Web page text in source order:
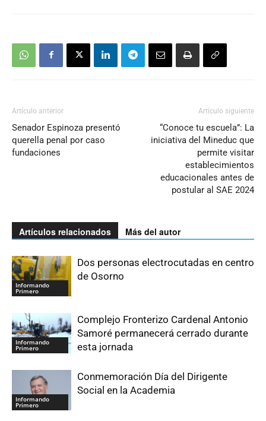
Artículo anterior
Senador Espinoza presentó
querella penal por caso
fundaciones
Artículo siguiente
“Conoce tu escuela”: La
iniciativa del Mineduc que
permite visitar
establecimientos
educacionales antes de
postular al SAE 2024
Artículos relacionados Más del autor
Informando
Primero
Dos personas electrocutadas en centro
de Osorno
Informando
Primero
Complejo Fronterizo Cardenal Antonio
Samoré permanecerá cerrado durante
esta jornada
Informando
Primero
Conmemoración Día del Dirigente
Social en la Academia